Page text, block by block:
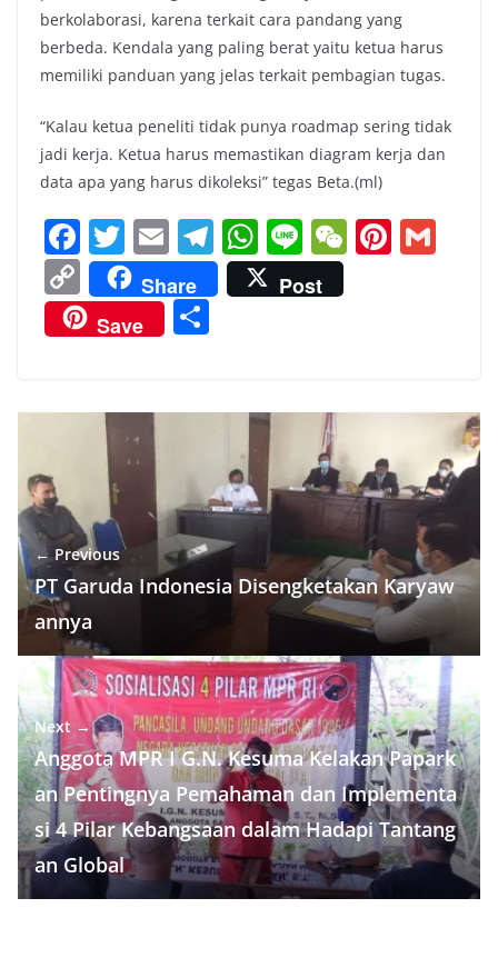
berkolaborasi, karena terkait cara pandang yang
berbeda. Kendala yang paling berat yaitu ketua harus
memiliki panduan yang jelas terkait pembagian tugas.
“Kalau ketua peneliti tidak punya roadmap sering tidak
jadi kerja. Ketua harus memastikan diagram kerja dan
data apa yang harus dikoleksi” tegas Beta.(ml)
F
a
c
e
o
T
w
itt
er
E
m
ai
l
T
el
e
m
W
h
at
p
p
Li
n
e
W Pi
C
o
p
Li
Share
Post
Save
e
← Previous
PT Garuda Indonesia Disengketakan Karyaw
annya
Next →
Anggota MPR I G.N. Kesuma Kelakan Papark
an Pentingnya Pemahaman dan Implementa
si 4 Pilar Kebangsaan dalam Hadapi Tantang
an Global